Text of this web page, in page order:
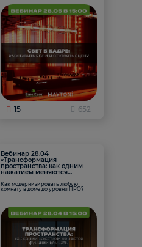
15 652
Вебинар 28.04
«Трансформация
пространства: как одним
нажатием меняются
Как модернизировать любую
комнату в доме до уровня ПРО?